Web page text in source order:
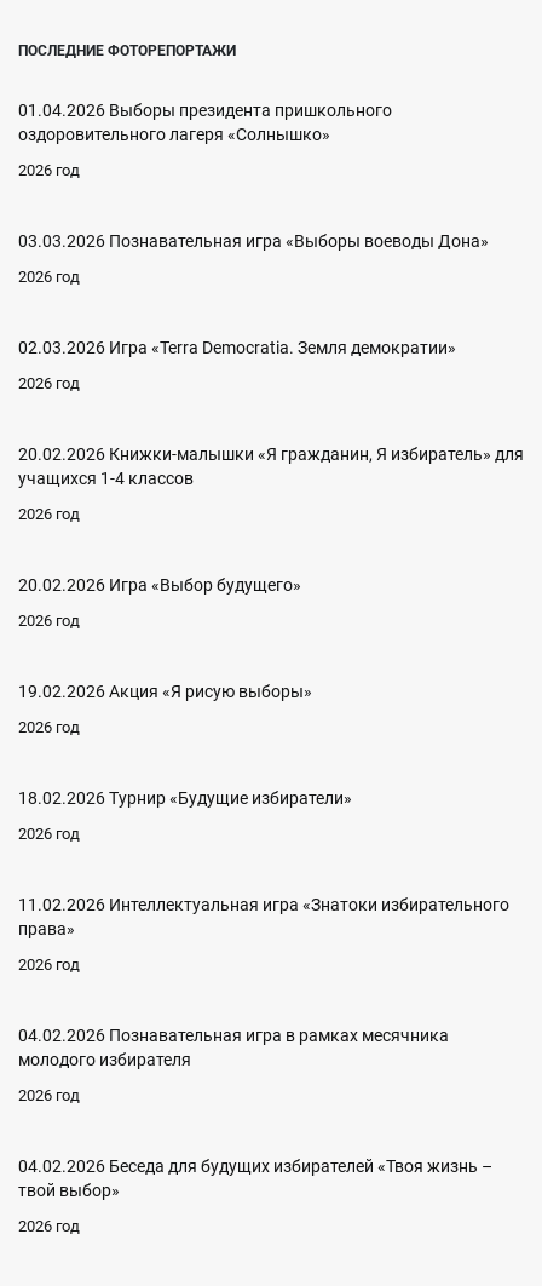
ПОСЛЕДНИЕ ФОТОРЕПОРТАЖИ
01.04.2026 Выборы президента пришкольного
оздоровительного лагеря «Солнышко»
2026 год
03.03.2026 Познавательная игра «Выборы воеводы Дона»
2026 год
02.03.2026 Игра «Terra Democratia. Земля демократии»
2026 год
20.02.2026 Книжки-малышки «Я гражданин, Я избиратель» для
учащихся 1-4 классов
2026 год
20.02.2026 Игра «Выбор будущего»
2026 год
19.02.2026 Акция «Я рисую выборы»
2026 год
18.02.2026 Турнир «Будущие избиратели»
2026 год
11.02.2026 Интеллектуальная игра «Знатоки избирательного
права»
2026 год
04.02.2026 Познавательная игра в рамках месячника
молодого избирателя
2026 год
04.02.2026 Беседа для будущих избирателей «Твоя жизнь –
твой выбор»
2026 год